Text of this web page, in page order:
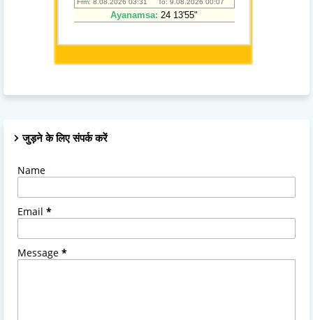
जुड़ने के लिए संपर्क करें
Name
Email *
Message *